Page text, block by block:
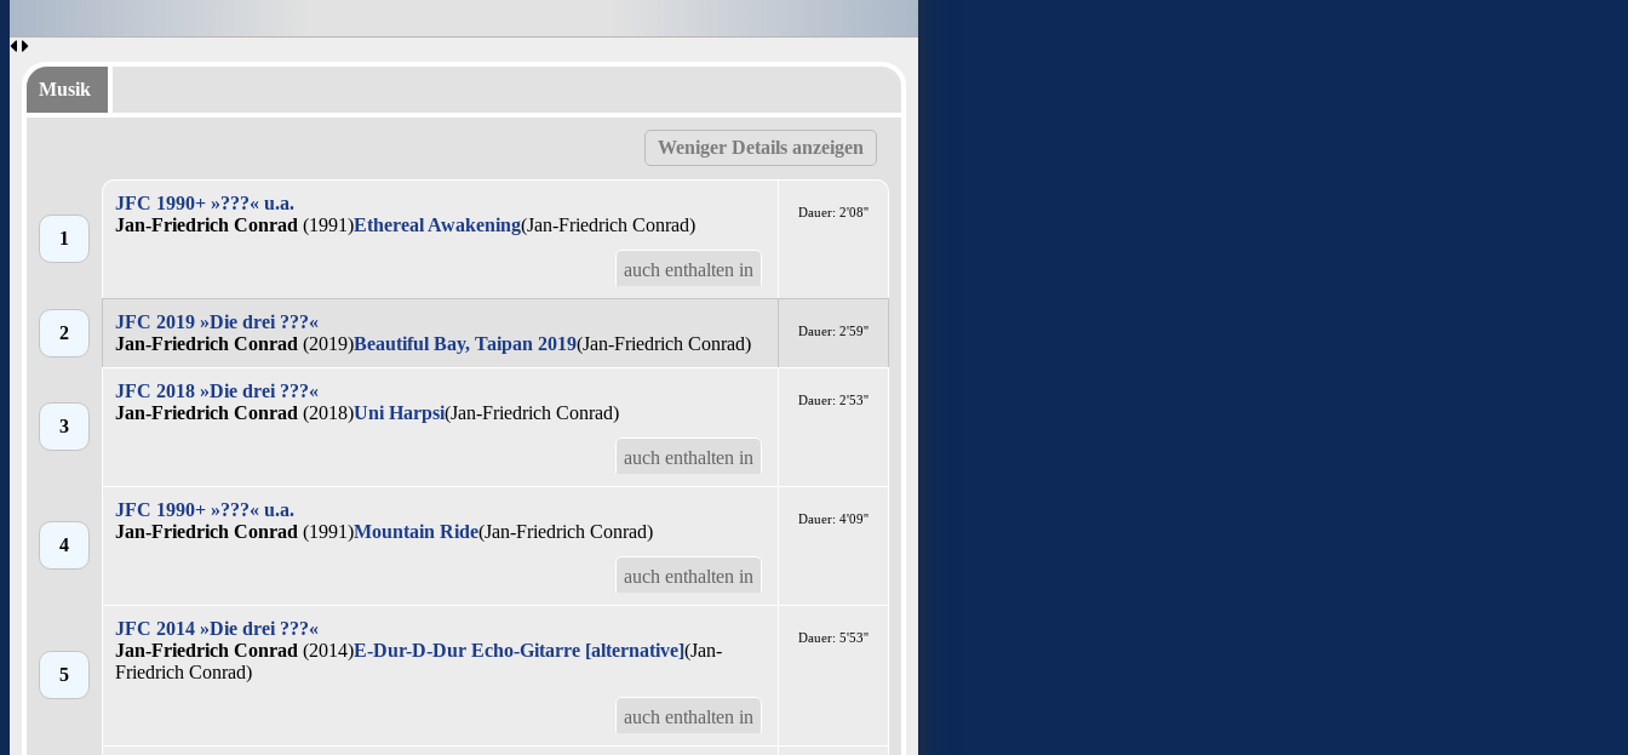
Musik
1
JFC 1990+ »???« u.a.
Jan-Friedrich Conrad (1991)Ethereal Awakening(Jan-Friedrich Conrad)
auch enthalten in
Dauer: 2'08''
2
JFC 2019 »Die drei ???«
Jan-Friedrich Conrad (2019)Beautiful Bay, Taipan 2019(Jan-Friedrich Conrad)
Dauer: 2'59''
3
JFC 2018 »Die drei ???«
Jan-Friedrich Conrad (2018)Uni Harpsi(Jan-Friedrich Conrad)
auch enthalten in
Dauer: 2'53''
4
JFC 1990+ »???« u.a.
Jan-Friedrich Conrad (1991)Mountain Ride(Jan-Friedrich Conrad)
auch enthalten in
Dauer: 4'09''
5
JFC 2014 »Die drei ???«
Jan-Friedrich Conrad (2014)E-Dur-D-Dur Echo-Gitarre [alternative](Jan-
Friedrich Conrad)
auch enthalten in
Dauer: 5'53''